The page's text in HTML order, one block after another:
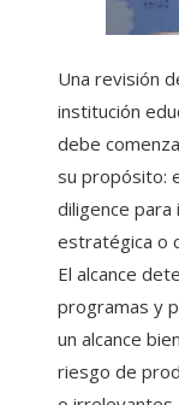
Una revisión
institución
debe
su propósito:
diligence
estratégica o
El alcance
programas y
un alcance
riesgo de